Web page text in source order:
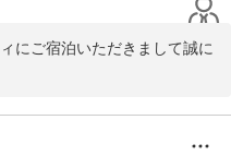
にご宿泊いただきまして誠に
いました際はまた宜しくお願